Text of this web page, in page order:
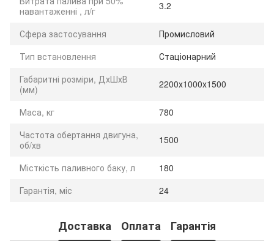
навантаженні , л/г
3.2
Сфера застосування
Промисловий
Тип встановлення
Стаціонарний
Габаритні розміри, ДхШхВ
(мм)
2200х1000х1500
Маса, кг
780
Частота обертання двигуна,
об/хв
1500
Місткість паливного баку, л
180
Гарантія, міс
24
Доставка Оплата Гарантія